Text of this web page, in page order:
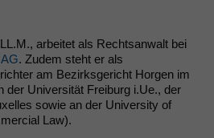
arbeitet als Rechtsanwalt bei
. Zudem steht er als
am Bezirksgericht Horgen im
der Universität Freiburg i.Ue., der
sowie an der University of
Law).
Cookies
Diese
Cookies sind
nicht
optional, es
braucht sie,